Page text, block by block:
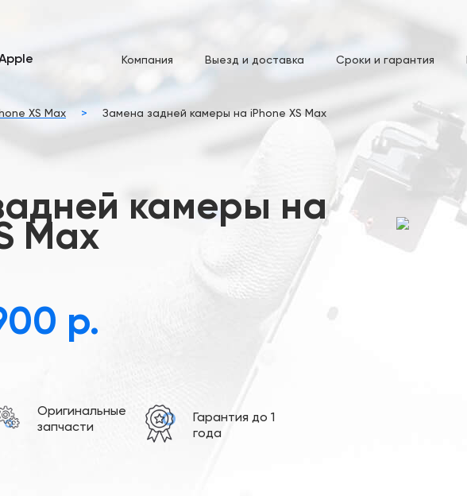
Компания Выезд и доставка Сроки и гарантия
XS Max > Замена задней камеры на iPhone XS Max
камеры на
Max
р.
Оригинальные
запчасти
Гарантия до 1
года